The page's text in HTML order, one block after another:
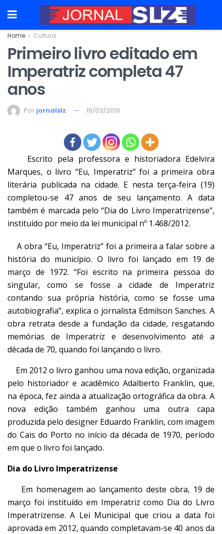
Home Cultura
Primeiro livro editado em
Imperatriz completa 47
anos
Por jornalslz 19/03/2019
Escrito pela professora e historiadora Edelvira
Marques, o livro “Eu, Imperatriz” foi a primeira obra
literária publicada na cidade. E nesta terça-feira (19)
completou-se 47 anos de seu lançamento. A data
também é marcada pelo “Dia do Livro Imperatrizense”,
instituído por meio da lei municipal nº 1.468/2012.
A obra “Eu, Imperatriz” foi a primeira a falar sobre a
história do município. O livro foi lançado em 19 de
março de 1972. “Foi escrito na primeira pessoa do
singular, como se fosse a cidade de Imperatriz
contando sua própria história, como se fosse uma
autobiografia”, explica o jornalista Edmilson Sanches. A
obra retrata desde a fundação da cidade, resgatando
memórias de Imperatriz e desenvolvimento até a
década de 70, quando foi lançando o livro.
Em 2012 o livro ganhou uma nova edição, organizada
pelo historiador e acadêmico Adalberto Franklin, que,
na época, fez ainda a atualização ortográfica da obra. A
nova edição também ganhou uma outra capa
produzida pelo designer Eduardo Franklin, com imagem
do Cais do Porto no início da década de 1970, período
em que o livro foi lançado.
Dia do Livro Imperatrizense
Em homenagem ao lançamento deste obra, 19 de
março foi instituído em Imperatriz como Dia do Livro
Imperatrizense. A Lei Municipal que criou a data foi
aprovada em 2012, quando completavam-se 40 anos da